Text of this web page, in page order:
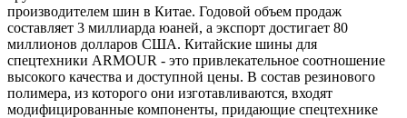
производителем шин в Китае. Годовой объем продаж
составляет 3 миллиарда юаней, а экспорт достигает 80
миллионов долларов США. Китайские шины для
спецтехники ARMOUR - это привлекательное соотношение
высокого качества и доступной цены. В состав резинового
полимера, из которого они изготавливаются, входят
модифицированные компоненты, придающие спецтехнике